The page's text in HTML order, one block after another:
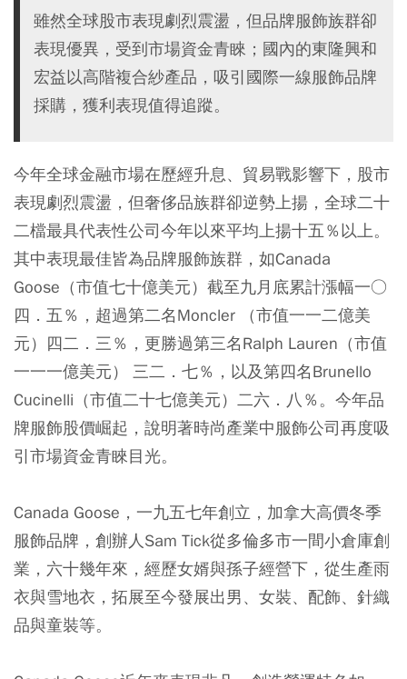
雖然全球股市表現劇烈震盪，但品牌服飾族群卻
表現優異，受到市場資金青睞；國內的東隆興和
宏益以高階複合紗產品，吸引國際一線服飾品牌
採購，獲利表現值得追蹤。
今年全球金融市場在歷經升息、貿易戰影響下，股市
表現劇烈震盪，但奢侈品族群卻逆勢上揚，全球二十
二檔最具代表性公司今年以來平均上揚十五％以上。
其中表現最佳皆為品牌服飾族群，如Canada
Goose（市值七十億美元）截至九月底累計漲幅一○
四．五％，超過第二名Moncler （市值一一二億美
元）四二．三％，更勝過第三名Ralph Lauren（市值
一一一億美元） 三二．七％，以及第四名Brunello
Cucinelli（市值二十七億美元）二六．八％。 今年品
牌服飾股價崛起，說明著時尚產業中服飾公司再度吸
引市場資金青睞目光。
Canada Goose，一九五七年創立，加拿大高價冬季
服飾品牌 ，創辦人Sam Tick從多倫多市一間小倉庫創
業，六十幾年來，經歷女婿與孫子經營下，從生產雨
衣與雪地衣，拓展至今發展出男、女裝、配飾、針織
品與童裝等。